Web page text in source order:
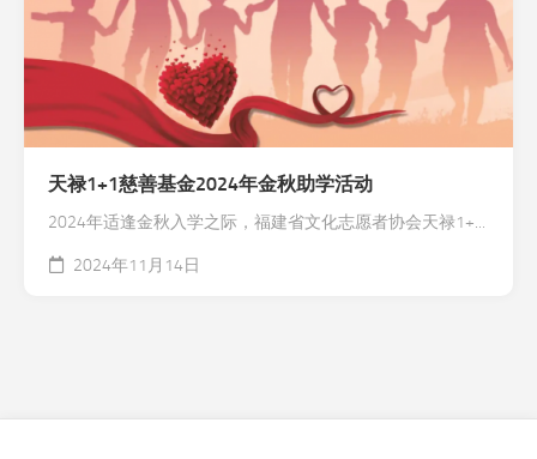
天禄1+1慈善基金2024年金秋助学活动
2024年适逢金秋入学之际，福建省文化志愿者协会天禄1+...
2024年11月14日